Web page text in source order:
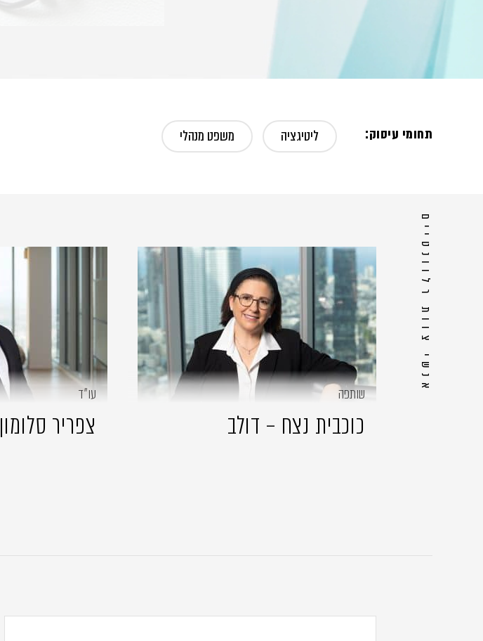
תחומי עיסוק: ליטיגציה משפט מנהלי
אנשי צוות רלוונטיים
שותפה
כוכבית נצח – דולב
עו״ד
צפריר סלומון